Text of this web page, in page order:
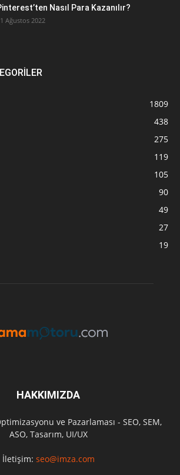
Nasıl Para Kazanılır?
Ağustos 2022
1809
438
275
119
105
90
49
27
19
HAKKIMIZDA
ve Pazarlaması - SEO, SEM,
ASO, Tasarım, UI/UX
İletişim: seo@imza.com